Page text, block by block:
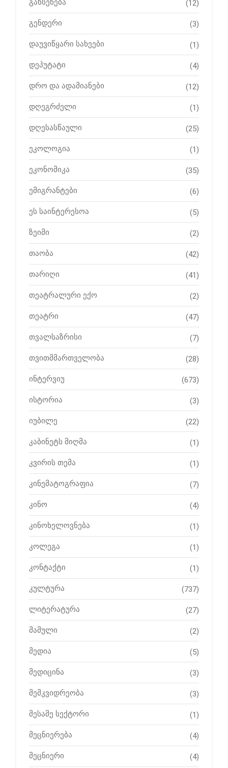
გახსენება (12)
გენდერი (3)
დაუვიწყარი სახეები (1)
დეპუტატი (4)
დრო და ადამიანები (12)
დღეგრძელი (1)
დღესასწაული (25)
ეკოლოგია (1)
ეკონომიკა (35)
ემიგრანტები (6)
ეს საინტერესოა (5)
ზეიმი (2)
თაობა (42)
თარიღი (41)
თეატრალური ექო (2)
თეატრი (47)
თვალსაზრისი (7)
თვითმმართველობა (28)
ინტერვიუ (673)
ისტორია (3)
იუბილე (22)
კაბინეტს მიღმა (1)
კვირის თემა (1)
კინემატოგრაფია (7)
კინო (4)
კინოხელოვნება (1)
კოლეგა (1)
კონტაქტი (1)
კულტურა (737)
ლიტერატურა (27)
მამული (2)
მედია (5)
მედიცინა (3)
მემკვიდრეობა (3)
მესამე სექტორი (1)
მეცნიერება (4)
მეცნიერი (4)